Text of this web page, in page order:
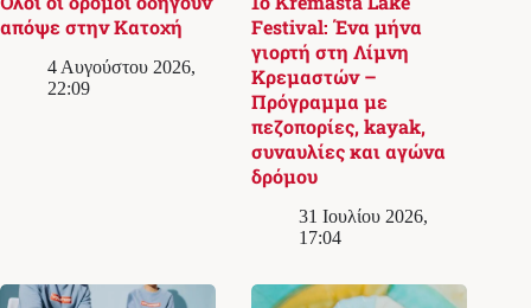
απόψε στην Κατοχή
4 Αυγούστου 2026,
22:09
Festival: Ένα μήνα
γιορτή στη Λίμνη
Κρεμαστών –
Πρόγραμμα με
πεζοπορίες, kayak,
συναυλίες και αγώνα
δρόμου
31 Ιουλίου 2026,
17:04